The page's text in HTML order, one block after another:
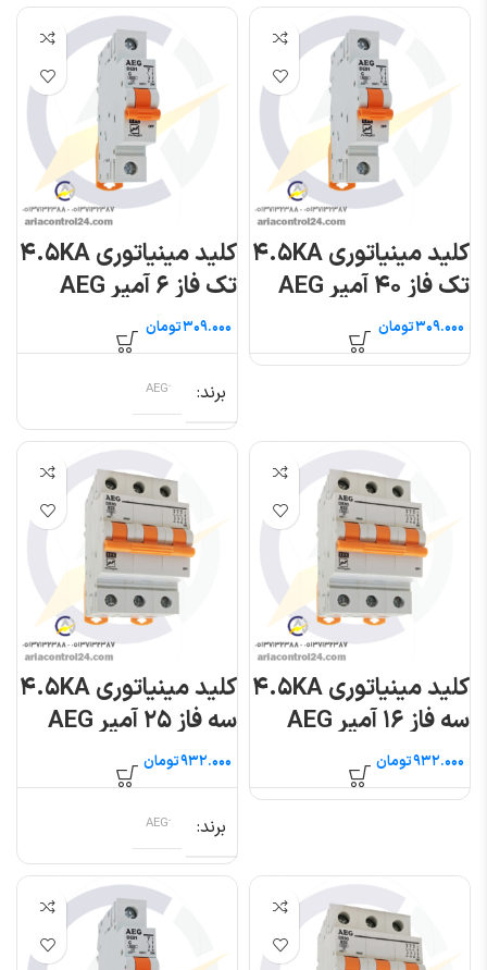
کلید مینیاتوری ۴.۵KA
تک فاز ۴۰ آمپر AEG
تومان
کلید مینیاتوری ۴.۵KA
تک فاز ۶ آمپر AEG
تومان
برند
کلید مینیاتوری ۴.۵KA
سه فاز ۱۶ آمپر AEG
تومان
کلید مینیاتوری ۴.۵KA
سه فاز ۲۵ آمپر AEG
تومان
برند